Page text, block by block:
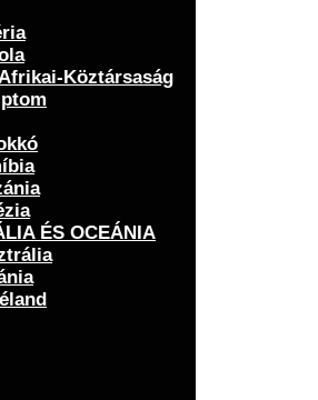
Köztársaság
ÉS OCEÁNIA